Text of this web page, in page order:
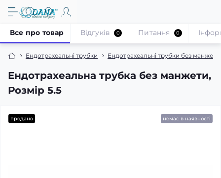
Ендотрахеальні трубки Ендотрахеальні трубки без манжети
Ендотрахеальна трубка без манжети,
Розмір 5.5
Все про товар Відгуків 0 Питання 0
продано немає в наявності